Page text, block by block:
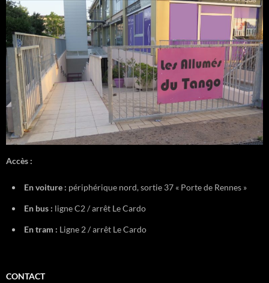
Accès :
En voiture : périphérique nord, sortie 37 « Porte de Rennes »
En bus : ligne C2 / arrêt Le Cardo
En tram : Ligne 2 / arrêt Le Cardo
CONTACT